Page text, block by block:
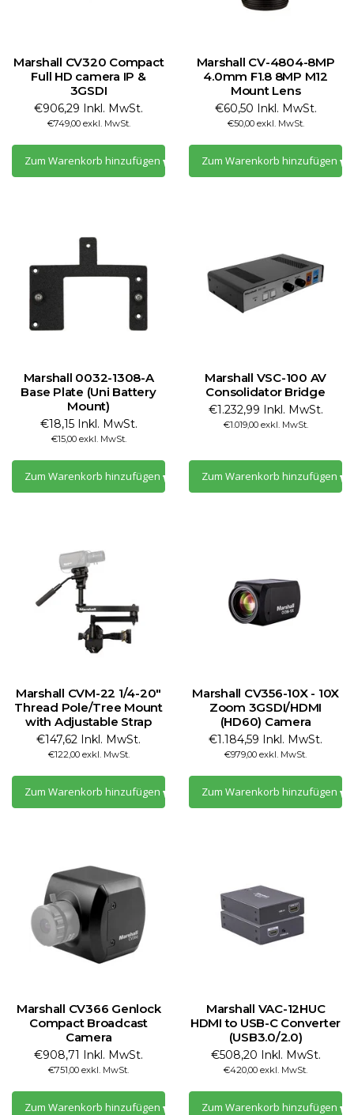
Marshall CV320 Compact
Full HD camera IP &
3GSDI
€906,29 Inkl. MwSt.
€749,00 exkl. MwSt.
Zum Warenkorb hinzufügen
Marshall CV-4804-8MP
4.0mm F1.8 8MP M12
Mount Lens
€60,50 Inkl. MwSt.
€50,00 exkl. MwSt.
Zum Warenkorb hinzufügen
Marshall 0032-1308-A
Base Plate (Uni Battery
Mount)
€18,15 Inkl. MwSt.
€15,00 exkl. MwSt.
Zum Warenkorb hinzufügen
Marshall VSC-100 AV
Consolidator Bridge
€1.232,99 Inkl. MwSt.
€1.019,00 exkl. MwSt.
Zum Warenkorb hinzufügen
Marshall CVM-22 1/4-20"
Thread Pole/Tree Mount
with Adjustable Strap
€147,62 Inkl. MwSt.
€122,00 exkl. MwSt.
Zum Warenkorb hinzufügen
Marshall CV356-10X - 10X
Zoom 3GSDI/HDMI
(HD60) Camera
€1.184,59 Inkl. MwSt.
€979,00 exkl. MwSt.
Zum Warenkorb hinzufügen
Marshall CV366 Genlock
Compact Broadcast
Camera
€908,71 Inkl. MwSt.
€751,00 exkl. MwSt.
Zum Warenkorb hinzufügen
Marshall VAC-12HUC
HDMI to USB-C Converter
(USB3.0/2.0)
€508,20 Inkl. MwSt.
€420,00 exkl. MwSt.
Zum Warenkorb hinzufügen